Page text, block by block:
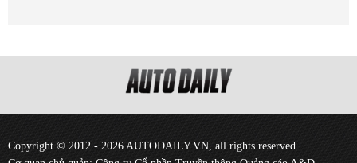
Copyright © 2012 - 2026 AUTODAILY.VN, all rights reserved.